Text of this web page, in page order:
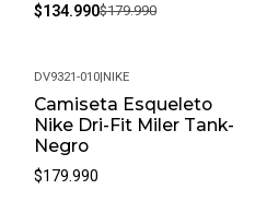
$134.990$179.990
DV9321-010|NIKE
Camiseta Esqueleto
Nike Dri-Fit Miler Tank-
Negro
$179.990